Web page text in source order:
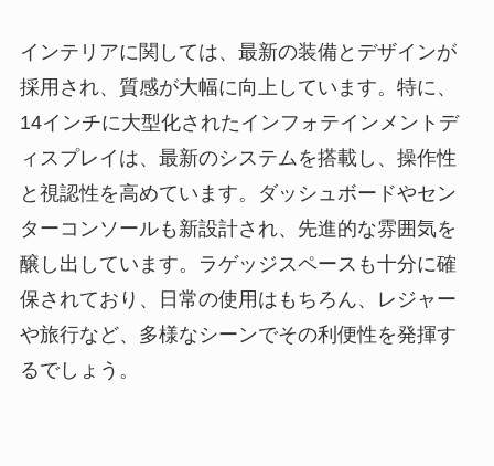
インテリアに関しては、最新の装備とデザインが
採用され、質感が大幅に向上しています。特に、
14インチに大型化されたインフォテインメントデ
ィスプレイは、最新のシステムを搭載し、操作性
と視認性を高めています。ダッシュボードやセン
ターコンソールも新設計され、先進的な雰囲気を
醸し出しています。ラゲッジスペースも十分に確
保されており、日常の使用はもちろん、レジャー
や旅行など、多様なシーンでその利便性を発揮す
るでしょう。